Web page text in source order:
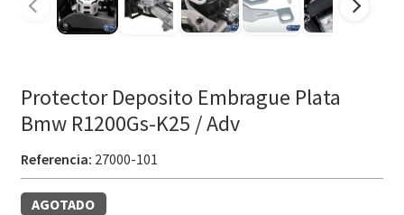
Protector Deposito Embrague Plata
Bmw R1200Gs-K25 / Adv
Referencia: 27000-101
AGOTADO